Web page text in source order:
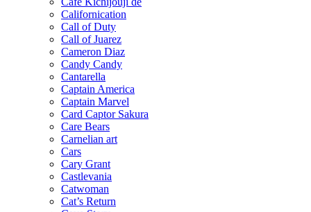
Californication
Call of Duty
Call of Juarez
Cameron Diaz
Candy Candy
Cantarella
Captain America
Captain Marvel
Card Captor Sakura
Care Bears
Carnelian art
Cars
Cary Grant
Castlevania
Catwoman
Cat’s Return